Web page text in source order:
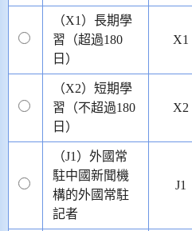
（X1）長期學
習（超過180
日）
X1
（X2）短期學
習（不超過180
日）
X2
（J1）外國常
駐中國新聞機
構的外國常駐
記者
J1